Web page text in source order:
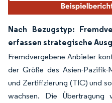
Nach Bezugstyp:
erfassen strategische
Fremdvergebene Anbieter
der Größe des Asien-Pazifik-
und Zertifizierung (TIC) und
wachsen. Die Übertragung